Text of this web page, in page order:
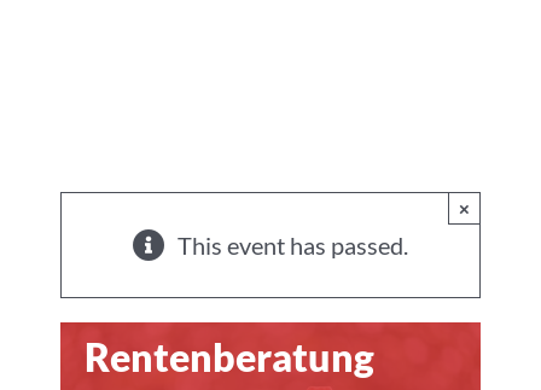
×
This event has passed.
Rentenberatung